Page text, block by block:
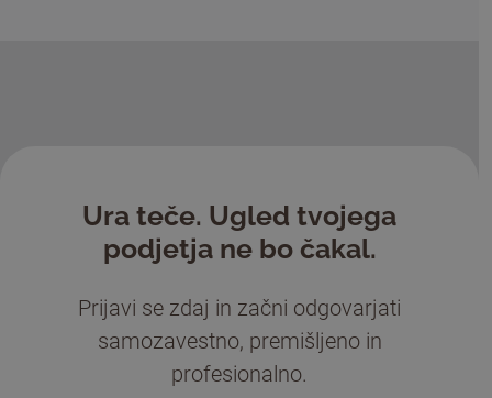
Ura teče. Ugled tvojega
podjetja ne bo čakal.
Prijavi se zdaj in začni odgovarjati
samozavestno, premišljeno in
profesionalno.